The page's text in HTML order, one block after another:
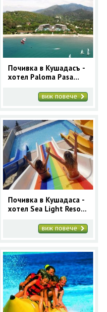
Почивка в Кушадасъ -
хотел Paloma Pasa
записваниявиж повече
Почивка в Кушадаса -
хотел Sea Light Resort
виж повече